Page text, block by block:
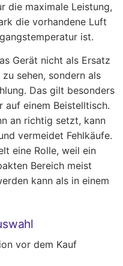
die maximale Leistung,
die vorhandene Luft
ist.
Gerät nicht als Ersatz
sehen, sondern als
Das gilt besonders
auf einem Beistelltisch.
an richtig setzt, kann
vermeidet Fehlkäufe.
eine Rolle, weil ein
Bereich meist
kann als in einem
vor dem Kauf